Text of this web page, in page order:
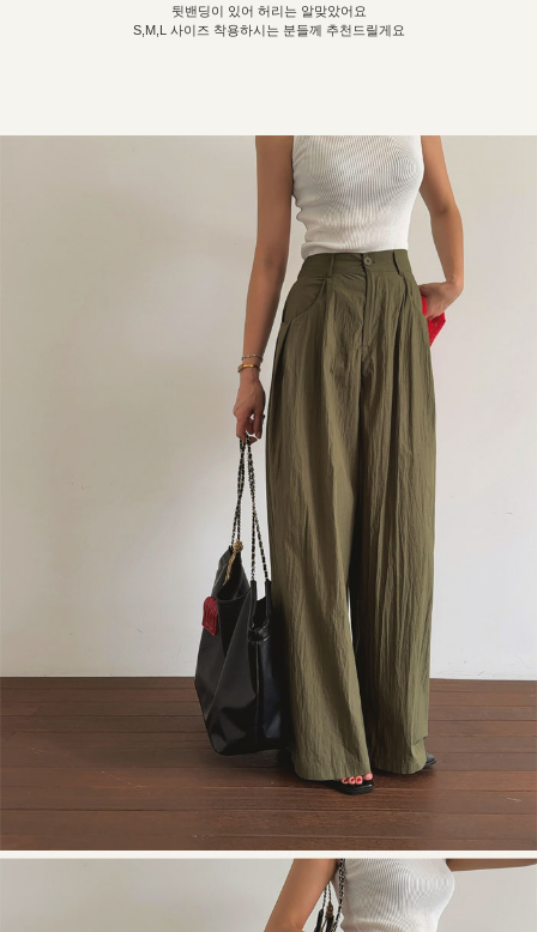
뒷밴딩이 있어 허리는 알맞았어요
S,M,L 사이즈 착용하시는 분들께 추천드릴게요